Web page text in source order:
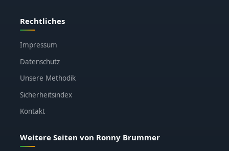
Rechtliches
Impressum
Datenschutz
Unsere Methodik
Sicherheitsindex
Kontakt
Weitere Seiten von Ronny Brummer